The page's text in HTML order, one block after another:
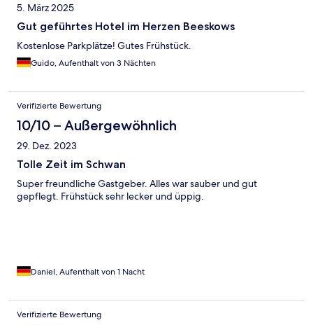
5. März 2025
Gut geführtes Hotel im Herzen Beeskows
Kostenlose Parkplätze! Gutes Frühstück.
Guido, Aufenthalt von 3 Nächten
Verifizierte Bewertung
10/10 – Außergewöhnlich
29. Dez. 2023
Tolle Zeit im Schwan
Super freundliche Gastgeber. Alles war sauber und gut
gepflegt. Frühstück sehr lecker und üppig.
Daniel, Aufenthalt von 1 Nacht
Verifizierte Bewertung